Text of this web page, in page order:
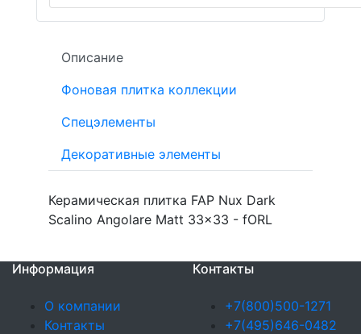
Описание
Фоновая плитка коллекции
Спецэлементы
Декоративные элементы
Керамическая плитка FAP Nux Dark
Scalino Angolare Matt 33x33 - fORL
Информация
О компании
Контакты
Контакты
+7(800)500-1271
+7(495)646-0482